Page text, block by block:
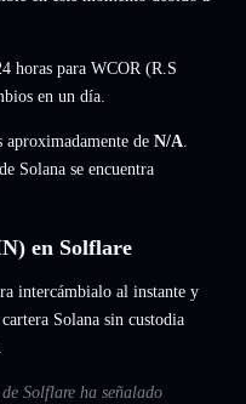
horas para WCOR (R.S
en un día.
aproximadamente de N/A.
Solana se encuentra
en Solflare
intercámbialo al instante y
Solana sin custodia
Solflare ha señalado